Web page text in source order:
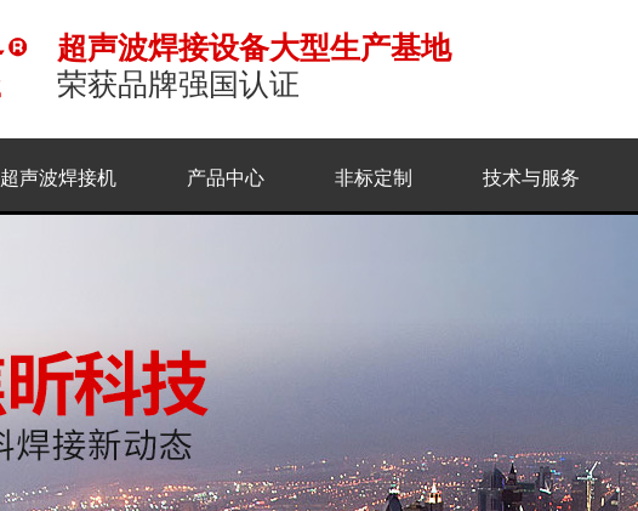
超声波焊接设备大型生产基地
荣获品牌强国认证
超声波焊接机 产品中心 非标定制 技术与服务